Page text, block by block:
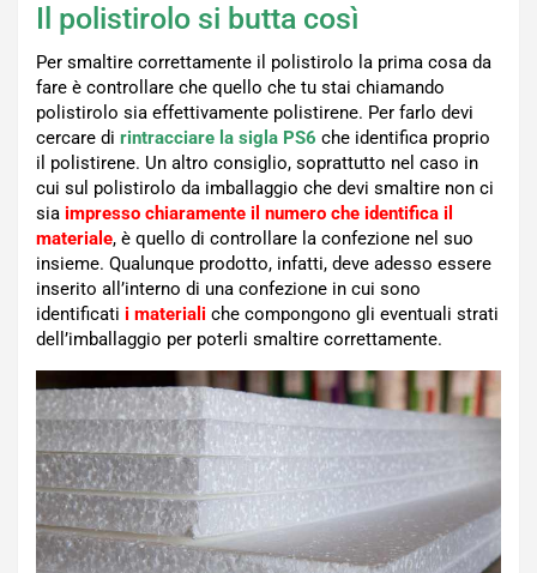
Il polistirolo si butta così
Per smaltire correttamente il polistirolo la prima cosa da
fare è controllare che quello che tu stai chiamando
polistirolo sia effettivamente polistirene. Per farlo devi
cercare di rintracciare la sigla PS6 che identifica proprio
il polistirene. Un altro consiglio, soprattutto nel caso in
cui sul polistirolo da imballaggio che devi smaltire non ci
sia impresso chiaramente il numero che identifica il
materiale, è quello di controllare la confezione nel suo
insieme. Qualunque prodotto, infatti, deve adesso essere
inserito all’interno di una confezione in cui sono
identificati i materiali che compongono gli eventuali strati
dell’imballaggio per poterli smaltire correttamente.